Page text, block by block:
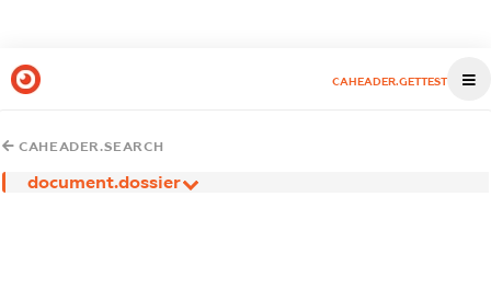
CAHEADER.GETTEST
CAHEADER.SEARCH
document.dossier